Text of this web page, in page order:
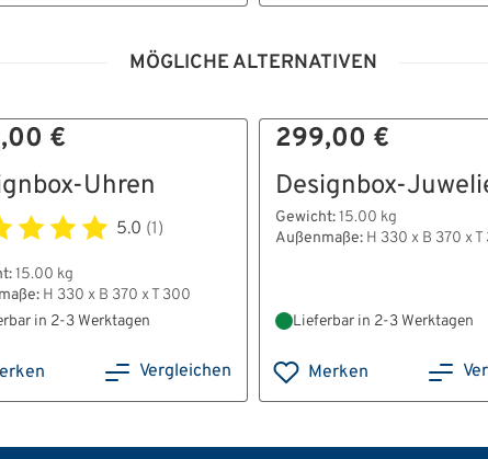
MÖGLICHE ALTERNATIVEN
€
Uhren
5.0 (1)
15.00 kg
H 330 x B 370 x T 300
in 2-3 Werktagen
Vergleichen
299,00 €
Designbox-
Gewicht:15.00 kg
Außenmaße: H 330 x B 370 x
Lieferbar in 2-3 Werktagen
Merken